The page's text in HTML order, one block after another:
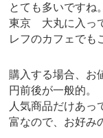
とても多いですね。
東京 大丸に入っ
レフのカフェでも
購入する場合、お
円前後が一般的。
人気商品だけあっ
富なので、お好み